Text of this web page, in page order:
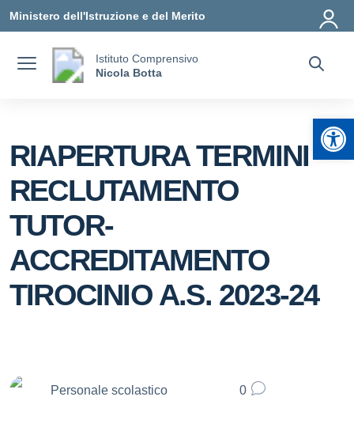
Ministero dell'Istruzione e del Merito
Istituto Comprensivo
Nicola Botta
RIAPERTURA TERMINI
RECLUTAMENTO
TUTOR-
ACCREDITAMENTO
TIROCINIO A.S. 2023-24
Personale scolastico 0